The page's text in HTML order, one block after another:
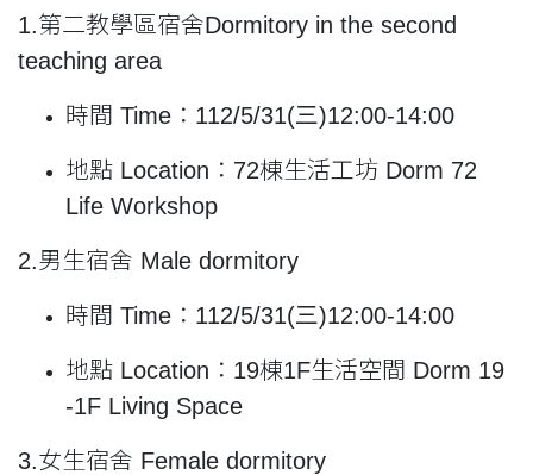
1.第二教學區宿舍Dormitory in the second
teaching area
時間 Time：112/5/31(三)12:00-14:00
地點 Location：72棟生活工坊 Dorm 72
Life Workshop
2.男生宿舍 Male dormitory
時間 Time：112/5/31(三)12:00-14:00
地點 Location：19棟1F生活空間 Dorm 19
-1F Living Space
3.女生宿舍 Female dormitory